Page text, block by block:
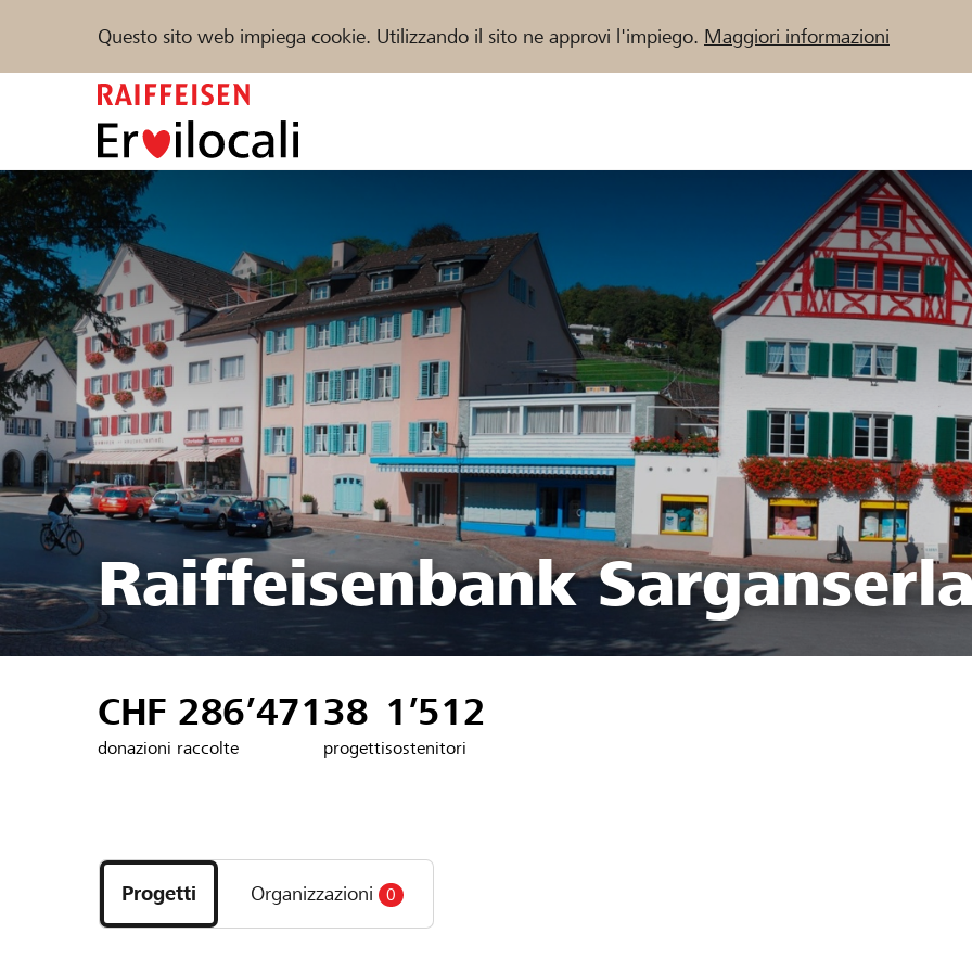
Questo sito web impiega cookie. Utilizzando il sito ne approvi l'impiego. Maggiori informazioni
Sostenere
Trova progetti e organizzazioni
DE FR IT
Raiffeisenbank
CHF 286’471
donazioni raccolte
38
progetti
1’512
sostenitori
i
progetti
e
Progetti Organizzazioni 0